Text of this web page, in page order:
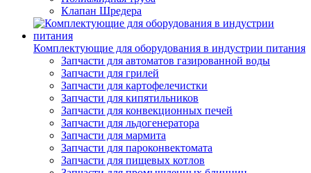
Клапан Шредера
Комплектующие для оборудования в индустрии питания
Запчасти для автоматов газированной воды
Запчасти для грилей
Запчасти для картофелечистки
Запчасти для кипятильников
Запчасти для конвекционных печей
Запчасти для льдогенератора
Запчасти для мармита
Запчасти для пароконвектомата
Запчасти для пищевых котлов